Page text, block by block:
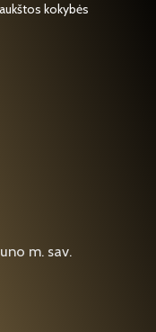
kokybės
m. sav.